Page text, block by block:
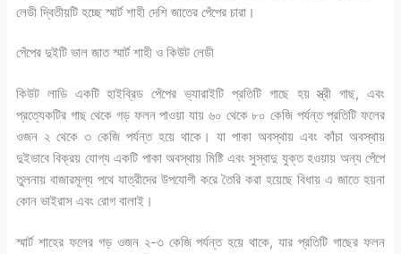
লেডী দ্বিতীয়টি হচ্ছে স্মার্ট শাহী দেশি জাতের পেঁপের চারা।
পেঁপের দুইটি ভাল জাত স্মার্ট শাহী ও কিউট লেডী
কিউট লাডি একটি হাইব্রিড পেঁপের ভ্যারাইটি প্রতিটি গাছে হয় স্ত্রী গাছ, এবং
প্রত্যেকটির গাছ থেকে গড় ফলন পাওয়া যায় ৬০ থেকে ৮০ কেজি পর্যন্ত প্রতিটি ফলের
ওজন ২ থেকে ৩ কেজি পর্যন্ত হয়ে থাকে। যা পাকা অবস্থায় এবং কাঁচা অবস্থায়
দুইভাবে বিক্রয় যোগ্য একটি পাকা অবস্থায় মিষ্টি এবং সুস্বাদু যুক্ত হওয়ায় অন্য পেঁপে
তুলনায় বাজারমূল্য পথে যাত্রীদের উপযোগী করে তৈরি করা হয়েছে বিধায় এ জাতে হয়না
কোন ভাইরাস এবং রোগ বালাই।
স্মার্ট শাহের ফলের গড় ওজন ২-৩ কেজি পর্যন্ত হয়ে থাকে, যার প্রতিটি গাছের ফলন